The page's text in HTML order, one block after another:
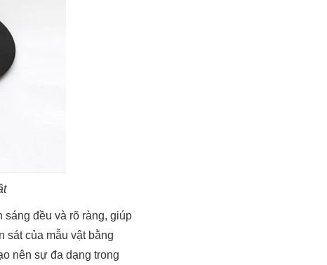
đều và rõ ràng, giúp
sát của mẫu vật bằng
nên sự đa dạng trong